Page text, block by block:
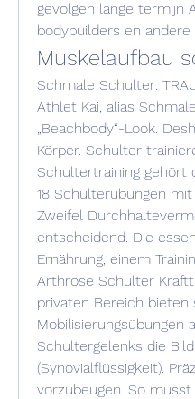
gevolgen lange termijn
bodybuilders en andere
Muskelaufbau
Schmale Schulter:
Athlet Kai, alias
„Beachbody“-Look.
Körper. Schulter
Schultertraining gehört
18 Schulterübungen
Zweifel
entscheidend. Die
Ernährung, einem
Arthrose Schulter
privaten Bereich
Mobilisierungsübungen
Schultergelenks die
(Synovialflüssigkeit).
vorzubeugen. So